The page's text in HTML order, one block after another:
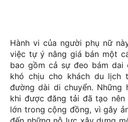
Hành vi của người phụ nữ
việc tự ý nâng giá bán một
bao gồm cả sự đeo bám dai
khó chịu cho khách du lịch
đường dài di chuyển. Những
khi được đăng tải đã tạo
lớn trong cộng đồng, vì gây